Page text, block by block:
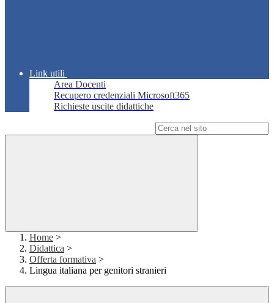
Link utili
Area Docenti
Recupero credenziali Microsoft365
Richieste uscite didattiche
Home >
Didattica >
Offerta formativa >
Lingua italiana per genitori stranieri